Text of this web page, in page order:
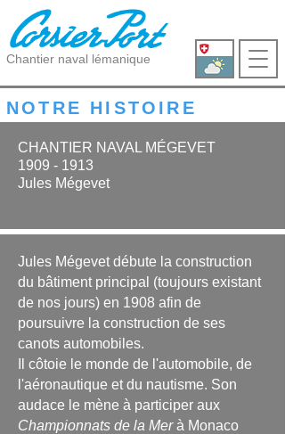
Chantier naval lémanique
NOTRE HISTOIRE
CHANTIER NAVAL MÉGEVET
1909 - 1913
Jules Mégevet
Jules Mégevet débute la construction
du bâtiment principal (toujours existant
de nos jours) en 1908 afin de
poursuivre la construction de ses
canots automobiles.
Il côtoie le monde de l'automobile, de
l'aéronautique et du nautisme. Son
audace le mène à participer aux
Championnats de la Merà Monaco